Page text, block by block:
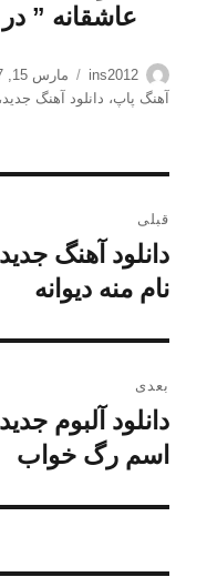
عاشقانه ” در
نویسنده
ins2012
ارسال
شده
مارس 15, 2017
آهنگ پاپ، دانلود آهنگ جدید
نوشته
قبلی
نوشته
قبلی:
دانلود آهنگ
نام منه دیوانه
بعدی
نوشته
بعدی:
دانلود آلبوم
اسم رگ خواب